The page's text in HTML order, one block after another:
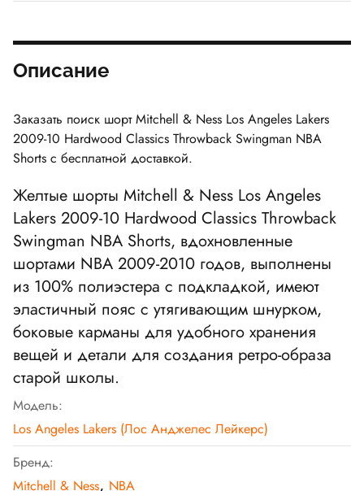
Описание
Заказать поиск шортMitchell & Ness Los Angeles Lakers
2009-10 Hardwood Classics Throwback Swingman NBA
Shorts с бесплатной доставкой.
Желтые шорты Mitchell & Ness Los Angeles
Lakers 2009-10 Hardwood Classics Throwback
Swingman NBA Shorts, вдохновленные
шортами NBA 2009-2010 годов, выполнены
из 100% полиэстера с подкладкой, имеют
эластичный пояс с утягивающим шнурком,
боковые карманы для удобного хранения
вещей и детали для создания ретро-образа
старой школы.
Модель:
Los Angeles Lakers (Лос Анджелес Лейкерс)
Бренд:
Mitchell & Ness, NBA